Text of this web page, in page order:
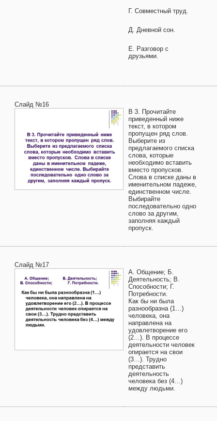
Г. Совместный труд.
Д. Дневной сон.
Е. Разговор с
друзьями.
Слайд №16
В 3. Прочитайте
приведенный ниже
текст, в котором
пропущен ряд слов.
Выберите из
предлагаемого списка
слова, которые
необходимо вставить
вместо пропусков.
Слова в списке даны в
именительном падеже,
единственном числе.
Выбирайте
последовательно одно
слово за другим,
заполняя каждый
пропуск.
Слайд №17
А. Общение; Б.
Деятельность; В.
Способности; Г.
Потребности.
Как бы ни была
разнообразна (1…)
человека, она
направлена на
удовлетворение его
(2…). В процессе
деятельности человек
опирается на свои
(3…). Трудно
представить
деятельность
человека без (4…)
между людьми.